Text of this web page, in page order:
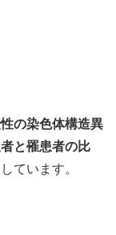
の染色体構造異
と罹患者の比
ています。